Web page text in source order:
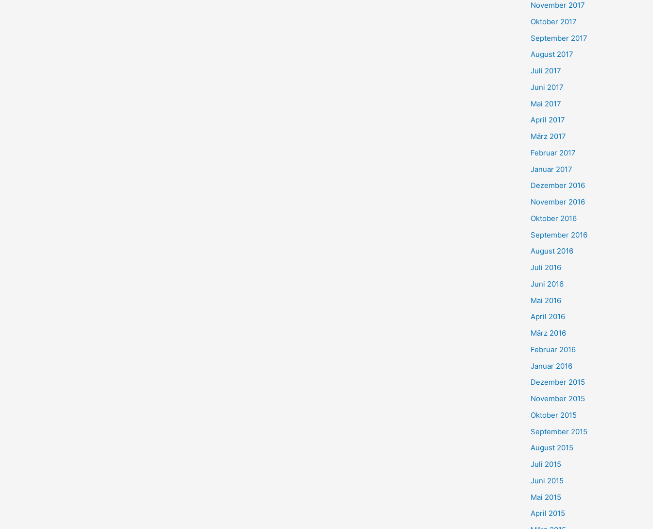
November 2017
Oktober 2017
September 2017
August 2017
Juli 2017
Juni 2017
Mai 2017
April 2017
März 2017
Februar 2017
Januar 2017
Dezember 2016
November 2016
Oktober 2016
September 2016
August 2016
Juli 2016
Juni 2016
Mai 2016
April 2016
März 2016
Februar 2016
Januar 2016
Dezember 2015
November 2015
Oktober 2015
September 2015
August 2015
Juli 2015
Juni 2015
Mai 2015
April 2015